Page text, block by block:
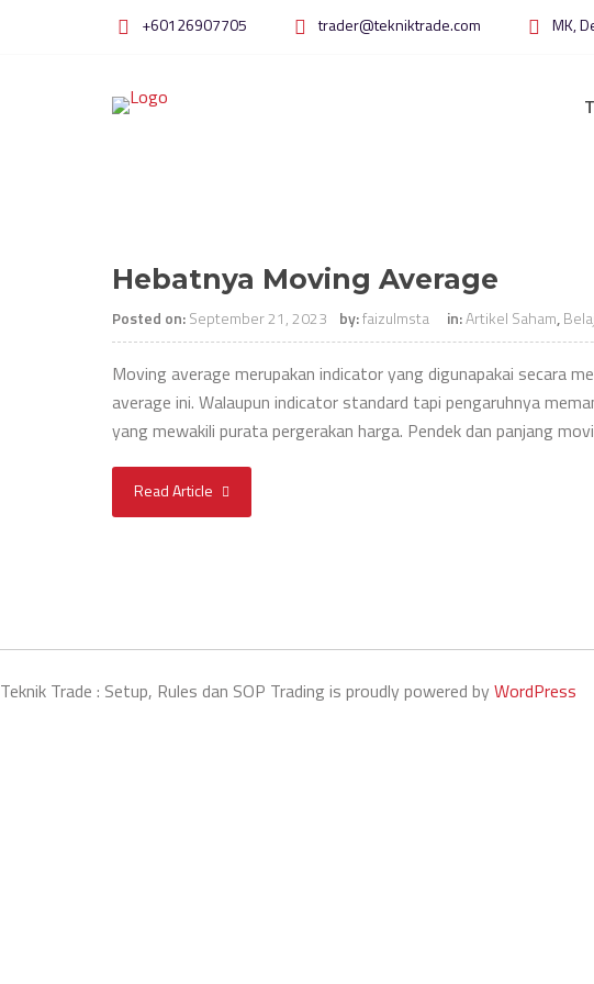
+60126907705 trader@tekniktrade.com MK,
Hebatnya Moving Average
Posted on:September 21, 2023 by:faizulmsta in:Artikel Saham,
Moving average merupakan indicator yang digunapakai secara
average ini. Walaupun indicator standard tapi pengaruhnya
yang mewakili purata pergerakan harga. Pendek dan panjang
Read Article
Teknik Trade : Setup, Rules dan SOP Trading is proudly powered byWordPress